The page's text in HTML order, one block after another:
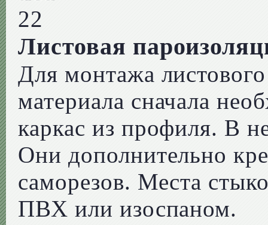
Листовая
Для монтажа
материала сначала
каркас из профиля. В
Они дополнительно
саморезов. Места
ПВХ или изоспаном.